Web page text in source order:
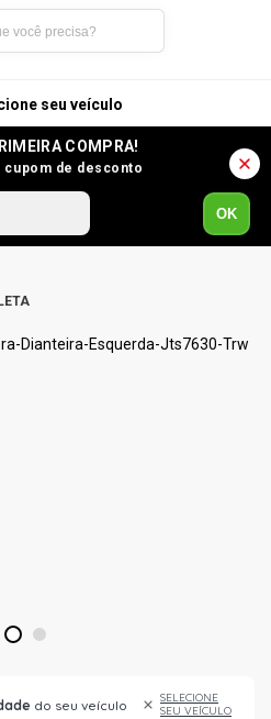
seu veículo
COMPRA!
cupom de desconto
OK
1 2
do seu veículo
SELECIONE
SEU VEÍCULO